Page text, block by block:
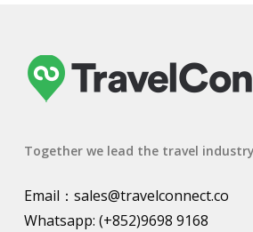
Together we lead the travel
Email： sales@travelconnect.co
Whatsapp: (+852)9698 9168